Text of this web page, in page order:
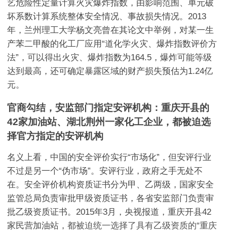
艺危险性定量计算火灾爆炸指数，由影响范围、单元破
坏系数计算系统整体安全情况、事故损失情况。2013
年，兰州理工大学杨文亮曾在其论文中举例，对某一生
产苯二甲酸的化工厂应用“道化学火灾、爆炸指数评价方
法”，可以得出火灾、爆炸指数为164.5，爆炸可能等级
达到最高，还可确定暴露区域的财产损失预估为1.24亿
元。
官商勾结，安监部门指定安评机构：重庆开县的
42家加油站、湖北荆州一家化工企业，都被迫选
择官方指定的安评机构
名义上看，中国的安全评价实行“市场化”，但安评行业
不过是另一个“伪市场”。安评行业，政府之手无处不
在。安全评价机构资质证书分为甲、乙两级，国家安全
监管总局负责审批甲级资质证书，各省安监部门负责审
批乙级资质证书。2015年3月，央视报道，重庆开县42
家民营加油站，都被迫统一选择了具有乙级资质的“重庆